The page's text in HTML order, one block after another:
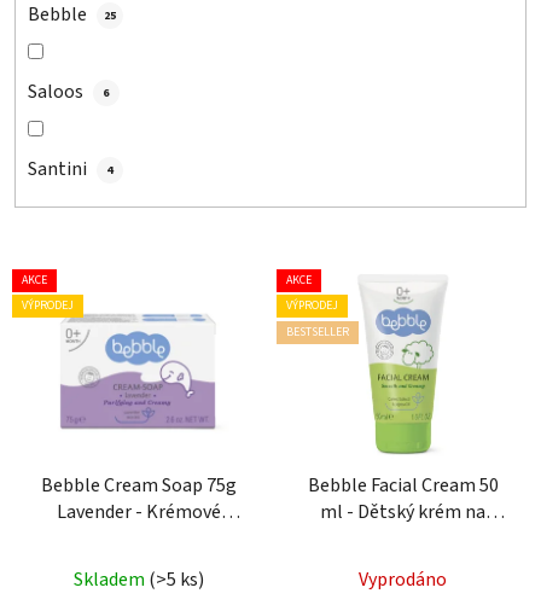
Bebble 25
Saloos 6
Santini 4
V
ý
AKCE
VÝPRODEJ
Bebble Cream Soap 75g
Lavender - Krémové
olejem
Skladem (>5 ks)
AKCE
VÝPRODEJ
BESTSELLER
Bebble Facial Cream 50
ml - Dětský krém na
Vyprodáno